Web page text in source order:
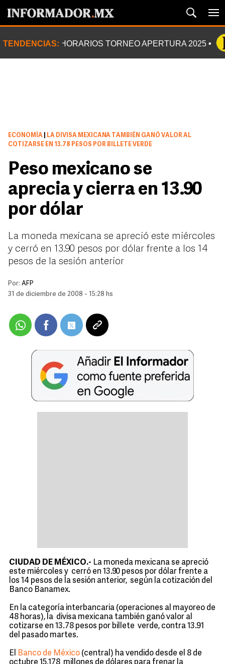
TENDENCIAS: HORARIOS TORNEO APERTURA 2025
ECONOMÍA
LA DIVISA MEXICANA TAMBIÉN GANÓ VALOR AL
COTIZARSE EN 13.78 PESOS POR BILLETE VERDE
Peso mexicano se
aprecia y cierra en 13.90
por dólar
La moneda mexicana se apreció este miércoles
y cerró en 13.90 pesos por dólar frente a los 14
pesos de la sesión anterior
Por: AFP
31 de diciembre de 2008 - 15:28 hs
CIUDAD DE MÉXICO.- La moneda mexicana se apreció
este miércoles y cerró en 13.90 pesos por dólar frente a
los 14 pesos de la sesión anterior, según la cotización del
Banco Banamex.
En la categoría interbancaria (operaciones al mayoreo de
48 horas), la divisa mexicana también ganó valor al
cotizarse en 13.78 pesos por billete verde, contra 13.91
del pasado martes.
El Banco de México (central) ha vendido desde el 8 de